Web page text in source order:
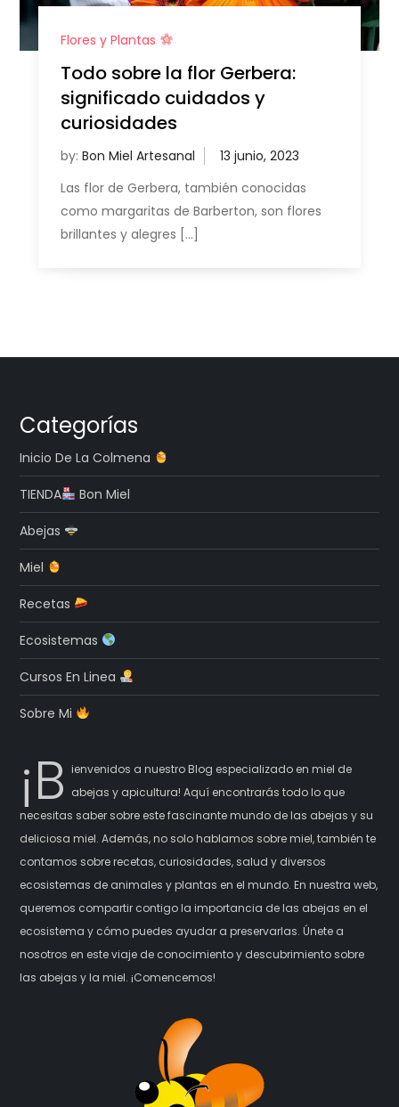
Flores y Plantas
Todo sobre la flor Gerbera:
significado cuidados y
curiosidades
by: Bon Miel Artesanal
Las flor de Gerbera, también conocidas
como margaritas de Barberton, son flores
brillantes y alegres […]
Categorías
Inicio De La Colmena
TIENDA Bon Miel
Abejas
Miel
Recetas
Ecosistemas
Cursos En Linea
Sobre Mi
¡B ienvenidos a nuestro Blog especializado en miel de
abejas y apicultura! Aquí encontrarás todo lo que
necesitas saber sobre este fascinante mundo de las abejas y su
deliciosa miel. Además, no solo hablamos sobre miel, también te
contamos sobre recetas, curiosidades, salud y diversos
ecosistemas de animales y plantas en el mundo. En nuestra web,
queremos compartir contigo la importancia de las abejas en el
ecosistema y cómo puedes ayudar a preservarlas. Únete a
nosotros en este viaje de conocimiento y descubrimiento sobre
las abejas y la miel. ¡Comencemos!